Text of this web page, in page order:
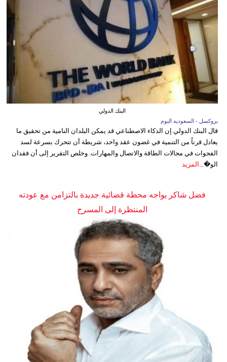
البنك الدولي
بروكسل - السعوديه اليوم
قال البنك الدولي إن الذكاء الاصطناعي قد يمكن البلدان النامية من تحقيق ما
يعادل قرناً من التنمية في غضون عقد واحد، شريطة أن تتحرك بسرعة لسد
الفجوات في مجالات الطاقة والاتصال والمهارات. وخلص التقرير إلى أن فقدان
الو�... المزيد
فضل شاكر يواجه محطة قضائية جديدة بالتزامن مع عودته
المنتظرة إلى المسرح